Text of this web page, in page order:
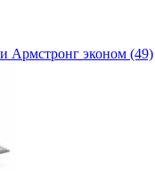
Армстронг эконом (49)